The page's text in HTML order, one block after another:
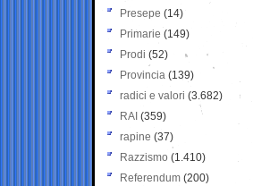
Presepe (14)
Primarie (149)
Prodi (52)
Provincia (139)
radici e valori (3.682)
RAI (359)
rapine (37)
Razzismo (1.410)
Referendum (200)